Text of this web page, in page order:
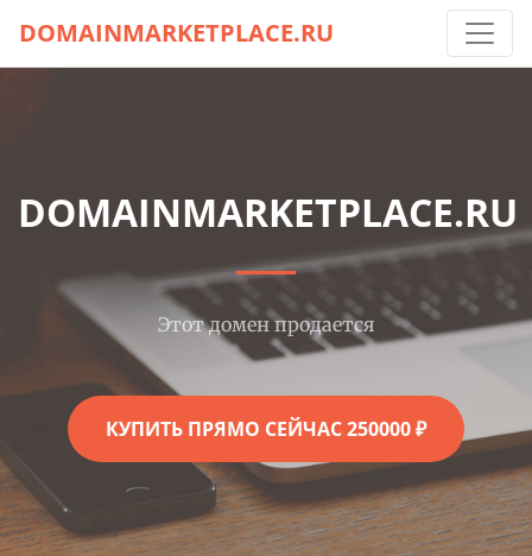
DOMAINMARKETPLACE.RU
DOMAINMARKETPLACE.RU
Этот домен продается
КУПИТЬ ПРЯМО СЕЙЧАС 250000 ₽